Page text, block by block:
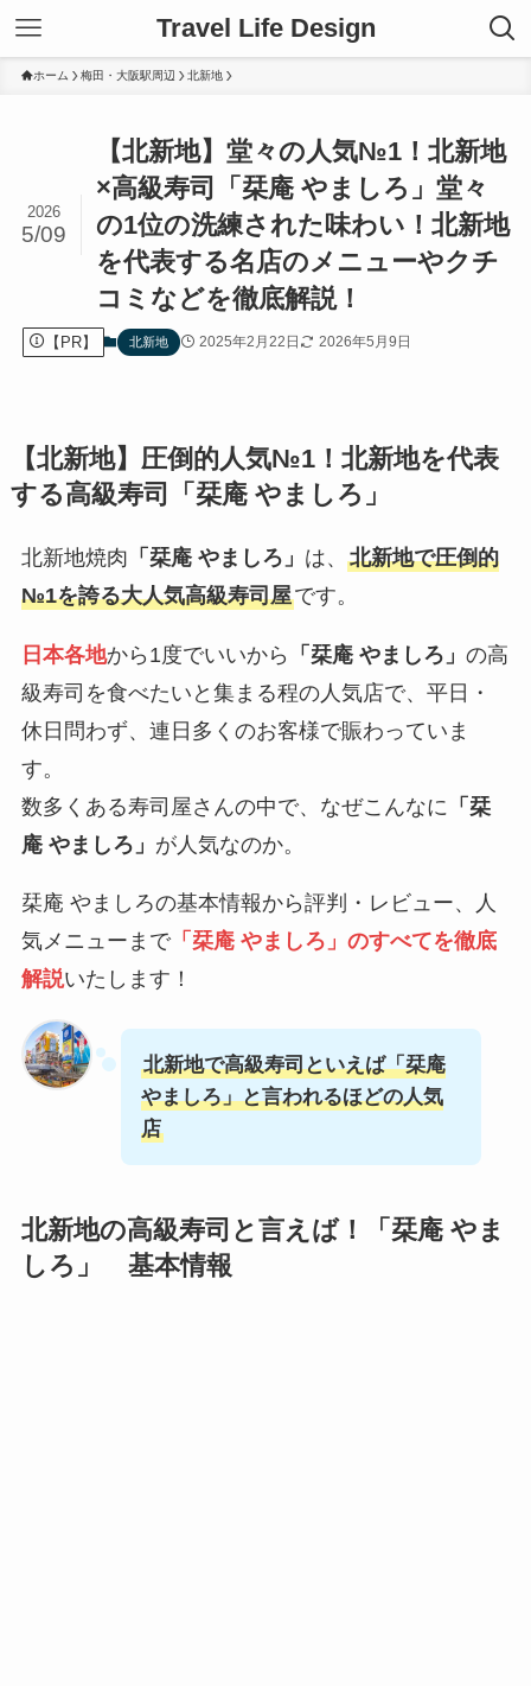
Travel Life Design
ホーム 梅田・大阪駅周辺 北新地
【北新地】堂々の人気№1！北新地
×高級寿司「栞庵 やましろ」堂々
の1位の洗練された味わい！北新地
を代表する名店のメニューやクチ
コミなどを徹底解説！
2026
5/09
【PR】 北新地 2025年2月22日 2026年5月9日
【北新地】圧倒的人気№1！北新地を代表
する高級寿司「栞庵 やましろ」
北新地焼肉 「栞庵 やましろ」 は、 北新地で圧倒的
№1を誇る大人気高級寿司屋です。
日本各地から1度でいいから 「栞庵 やましろ」 の高
級寿司を食べたいと集まる程の人気店で、平日・
休日問わず、連日多くのお客様で賑わっていま
す。
数多くある寿司屋さんの中で、なぜこんなに 「栞
庵 やましろ」 が人気なのか。
栞庵 やましろの基本情報から評判・レビュー、人
気メニューまで「栞庵 やましろ」のすべてを徹底
解説いたします！
北新地で高級寿司といえば「栞庵
やましろ」と言われるほどの人気
店
北新地の高級寿司と言えば！「 栞庵 やま
しろ 」 基本情報